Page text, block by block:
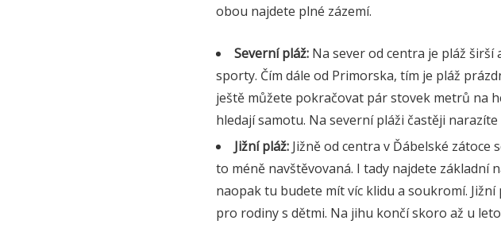
obou najdete plné zázemí.
Severní pláž: Na sever od centra je pláž
sporty. Čím dále od Primorska, tím je pláž
ještě můžete pokračovat pár stovek metrů na
hledají samotu. Na severní pláži častěji narazíte
Jižní pláž: Jižně od centra v Ďábelské zátoce
to méně navštěvovaná. I tady najdete základní
naopak tu budete mít víc klidu a soukromí.
pro rodiny s dětmi. Na jihu končí skoro až u